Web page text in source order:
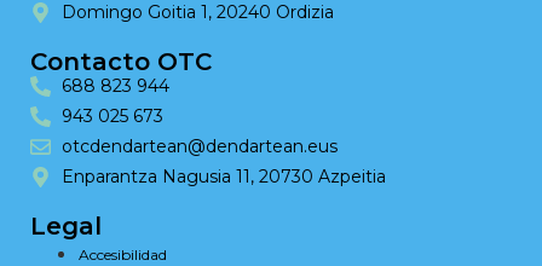
Domingo Goitia 1, 20240 Ordizia
Contacto OTC
688 823 944
943 025 673
otcdendartean@dendartean.eus
Enparantza Nagusia 11, 20730 Azpeitia
Legal
Accesibilidad